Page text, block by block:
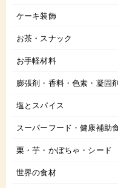
ケーキ装飾
お茶・スナック
お手軽材料
膨張剤・香料・色素・凝固
塩とスパイス
スーパーフード・健康補助
栗・芋・かぼちゃ・シード
世界の食材